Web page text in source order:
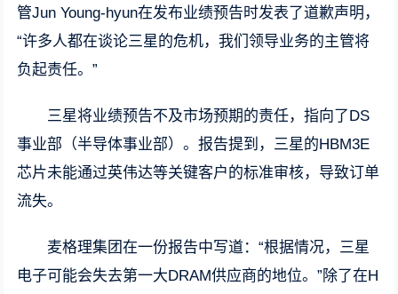
管Jun Young-hyun在发布业绩预告时发表了道歉声明，
“许多人都在谈论三星的危机，我们领导业务的主管将
负起责任。”
三星将业绩预告不及市场预期的责任，指向了DS
事业部（半导体事业部）。报告提到，三星的HBM3E
芯片未能通过英伟达等关键客户的标准审核，导致订单
流失。
麦格理集团在一份报告中写道：“根据情况，三星
电子可能会失去第一大DRAM供应商的地位。”除了在H